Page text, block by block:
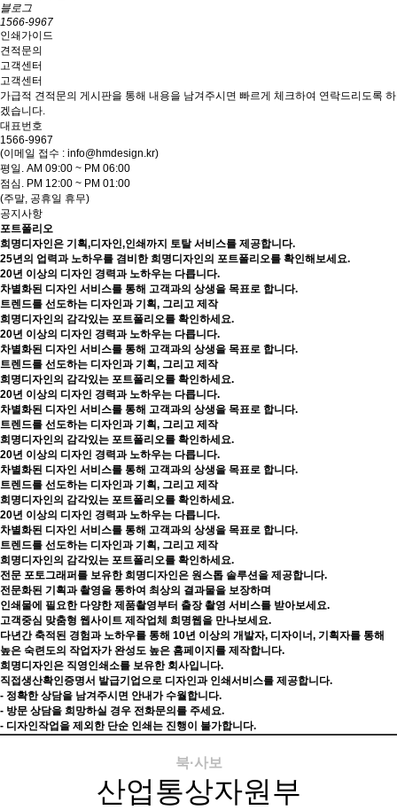
블로그
1566-9967
인쇄가이드
견적문의
고객센터
고객센터
가급적 견적문의 게시판을 통해 내용을 남겨주시면 빠르게 체크하여 연락드리도록 하
겠습니다.
대표번호
1566-9967
(이메일 접수 : info@hmdesign.kr)
평일. AM 09:00 ~ PM 06:00
점심. PM 12:00 ~ PM 01:00
(주말, 공휴일 휴무)
공지사항
포트폴리오
희명디자인은 기획,디자인,인쇄까지 토탈 서비스를 제공합니다.
25년의 업력과 노하우를 겸비한 희명디자인의 포트폴리오를 확인해보세요.
20년 이상의 디자인 경력과 노하우는 다릅니다.
차별화된 디자인 서비스를 통해 고객과의 상생을 목표로 합니다.
트렌드를 선도하는 디자인과 기획, 그리고 제작
희명디자인의 감각있는 포트폴리오를 확인하세요.
20년 이상의 디자인 경력과 노하우는 다릅니다.
차별화된 디자인 서비스를 통해 고객과의 상생을 목표로 합니다.
트렌드를 선도하는 디자인과 기획, 그리고 제작
희명디자인의 감각있는 포트폴리오를 확인하세요.
20년 이상의 디자인 경력과 노하우는 다릅니다.
차별화된 디자인 서비스를 통해 고객과의 상생을 목표로 합니다.
트렌드를 선도하는 디자인과 기획, 그리고 제작
희명디자인의 감각있는 포트폴리오를 확인하세요.
20년 이상의 디자인 경력과 노하우는 다릅니다.
차별화된 디자인 서비스를 통해 고객과의 상생을 목표로 합니다.
트렌드를 선도하는 디자인과 기획, 그리고 제작
희명디자인의 감각있는 포트폴리오를 확인하세요.
20년 이상의 디자인 경력과 노하우는 다릅니다.
차별화된 디자인 서비스를 통해 고객과의 상생을 목표로 합니다.
트렌드를 선도하는 디자인과 기획, 그리고 제작
희명디자인의 감각있는 포트폴리오를 확인하세요.
전문 포토그래퍼를 보유한 희명디자인은 원스톱 솔루션을 제공합니다.
전문화된 기획과 촬영을 통하여 최상의 결과물을 보장하며
인쇄물에 필요한 다양한 제품촬영부터 출장 촬영 서비스를 받아보세요.
고객중심 맞춤형 웹사이트 제작업체 희명웹을 만나보세요.
다년간 축적된 경험과 노하우를 통해 10년 이상의 개발자, 디자이너, 기획자를 통해
높은 숙련도의 작업자가 완성도 높은 홈페이지를 제작합니다.
희명디자인은 직영인쇄소를 보유한 회사입니다.
직접생산확인증명서 발급기업으로 디자인과 인쇄서비스를 제공합니다.
- 정확한 상담을 남겨주시면 안내가 수월합니다.
- 방문 상담을 희망하실 경우 전화문의를 주세요.
- 디자인작업을 제외한 단순 인쇄는 진행이 불가합니다.
북·사보
산업통상자원부